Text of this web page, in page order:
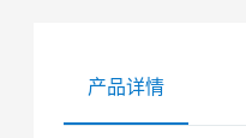
产品详情